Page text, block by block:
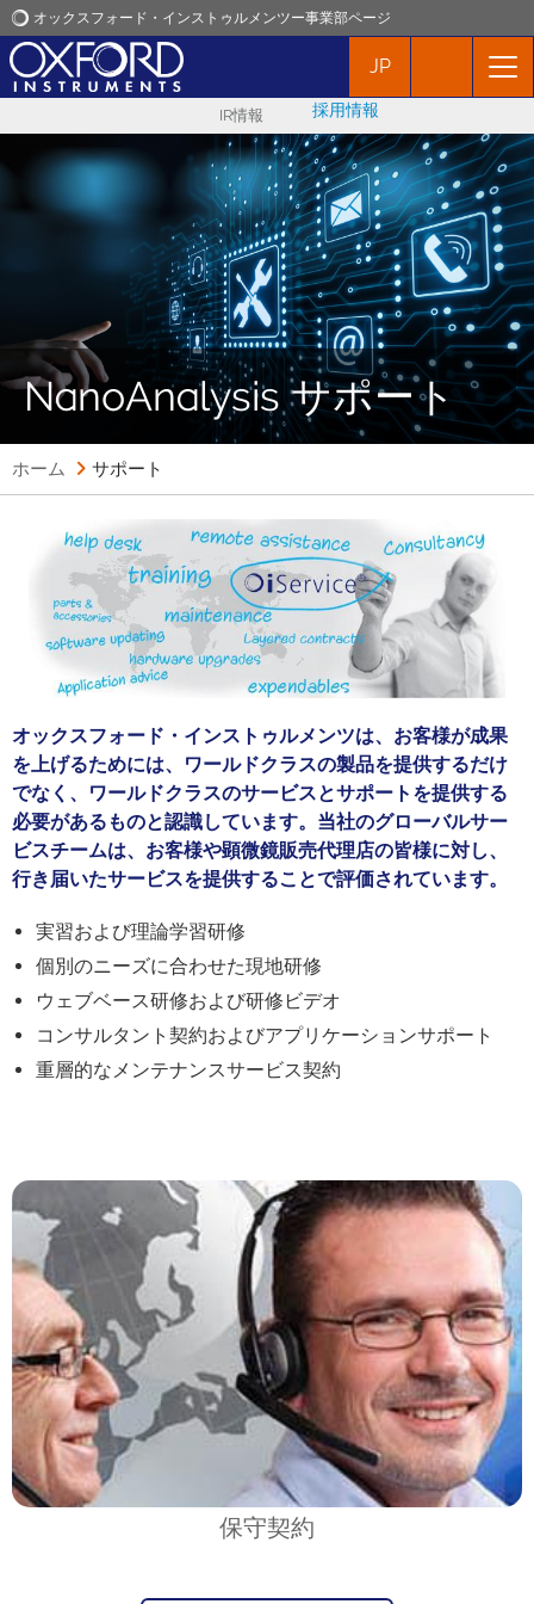
オックスフォード・インストゥルメンツー事業部ページ
オックスフォード・インストゥルメンツ
アプリケーション
プロダクト
ニュース
イベント
お問い合わせ
JP
IR情報 採用情報
NanoAnalysis サポート
ホーム サポート
オックスフォード・インストゥルメンツは、お客様が成果
を上げるためには、ワールドクラスの製品を提供するだけ
でなく、ワールドクラスのサービスとサポートを提供する
必要があるものと認識しています。当社のグローバルサー
ビスチームは、お客様や顕微鏡販売代理店の皆様に対し、
行き届いたサービスを提供することで評価されています。
実習および理論学習研修
個別のニーズに合わせた現地研修
ウェブベース研修および研修ビデオ
コンサルタント契約およびアプリケーションサポート
重層的なメンテナンスサービス契約
保守契約